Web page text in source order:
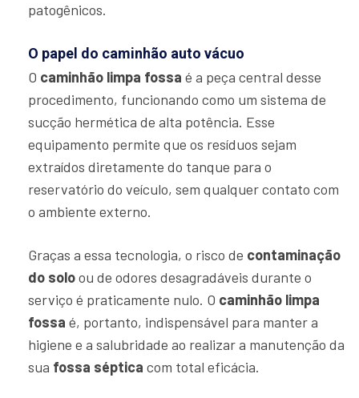
patogênicos.
O papel do caminhão auto vácuo
O caminhão limpa fossa é a peça central desse
procedimento, funcionando como um sistema de
sucção hermética de alta potência. Esse
equipamento permite que os resíduos sejam
extraídos diretamente do tanque para o
reservatório do veículo, sem qualquer contato com
o ambiente externo.
Graças a essa tecnologia, o risco de contaminação
do soloou de odores desagradáveis durante o
serviço é praticamente nulo. O caminhão limpa
fossa é, portanto, indispensável para manter a
higiene e a salubridade ao realizar a manutenção da
sua fossa séptica com total eficácia.